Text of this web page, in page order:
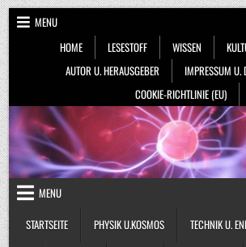
Skip
to
content
MENU
HOME
LESESTOFF WISSEN
AUTOR U. HERAUSGEBER
IMPRESSUM U.
COOKIE-RICHTLINIE (EU)
MENU
STARTSEITE
PHYSIK U.KOSMOS TECHNIK U.